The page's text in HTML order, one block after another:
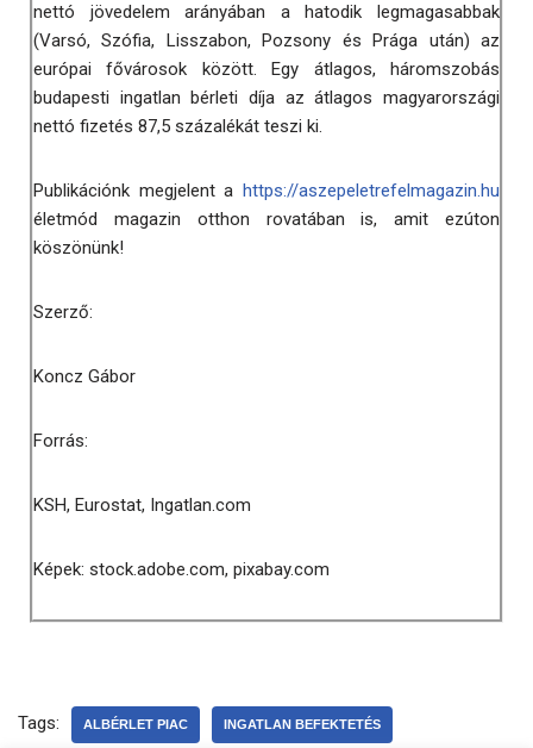
nettó jövedelem arányában a hatodik legmagasabbak
(Varsó, Szófia, Lisszabon, Pozsony és Prága után) az
európai fővárosok között. Egy átlagos, háromszobás
budapesti ingatlan bérleti díja az átlagos magyarországi
nettó fizetés 87,5 százalékát teszi ki.
Publikációnk megjelent a https://aszepeletrefelmagazin.hu
életmód magazin otthon rovatában is, amit ezúton
köszönünk!
Szerző:
Koncz Gábor
Forrás:
KSH, Eurostat, Ingatlan.com
Képek: stock.adobe.com, pixabay.com
Tags: ALBÉRLET PIAC INGATLAN BEFEKTETÉS